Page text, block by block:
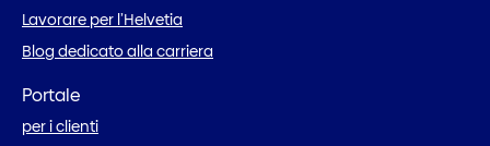
Lavorare per l’Helvetia
Blog dedicato alla carriera
Portale
per i clienti